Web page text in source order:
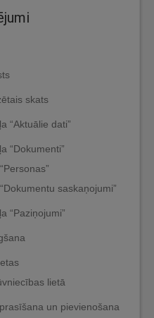
skats
“Aktuālie dati”
“Dokumenti”
saskaņojumi”
“Paziņojumi”
lietā
un pievienošana